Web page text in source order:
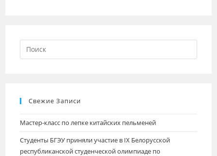
Свежие Записи
Мастер-класс по лепке китайских пельменей
Студенты БГЭУ приняли участие в IХ Белорусской
республиканской студенческой олимпиаде по